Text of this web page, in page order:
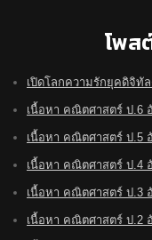
โพส
เปิดโลกความรักยุคดิจิทั
เนื้อหา คณิตศาสตร์ ป.6
เนื้อหา คณิตศาสตร์ ป.5
เนื้อหา คณิตศาสตร์ ป.4
เนื้อหา คณิตศาสตร์ ป.3
เนื้อหา คณิตศาสตร์ ป.2